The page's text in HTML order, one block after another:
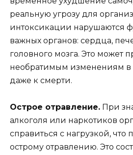
реальную угрозу для
интоксикации нарушаются
важных органов: сердца,
головного мозга. Это может
необратимым изменениям в
даже к смерти.
Острое отравление. При
алкоголя или наркотиков
справиться с нагрузкой, что
острому отравлению. Это